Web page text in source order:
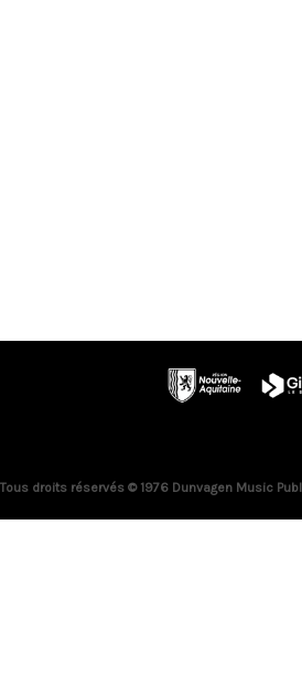
droits réservés © 1976 Dunvagen Music